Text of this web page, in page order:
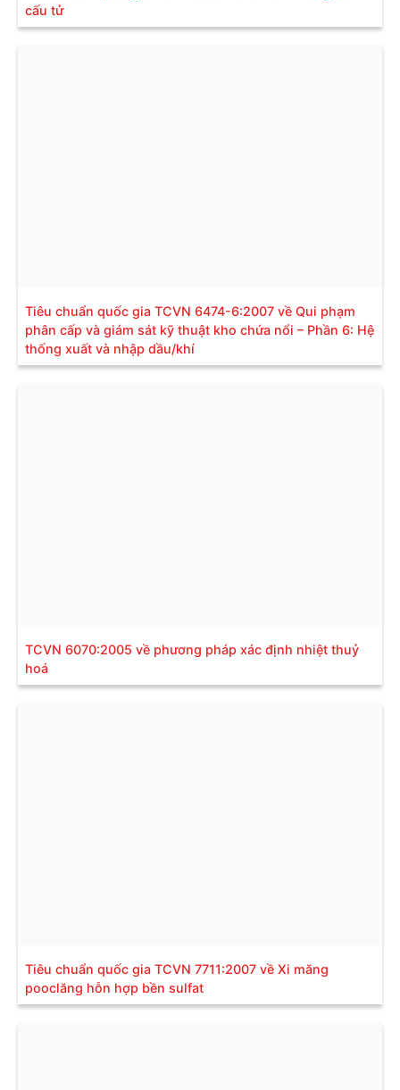
cấu tử
Tiêu chuẩn quốc gia TCVN 6474-6:2007 về Qui phạm
phân cấp và giám sát kỹ thuật kho chứa nổi – Phần 6: Hệ
thống xuất và nhập dầu/khí
TCVN 6070:2005 về phương pháp xác định nhiệt thuỷ
hoá
Tiêu chuẩn quốc gia TCVN 7711:2007 về Xi măng
pooclăng hỗn hợp bền sulfat